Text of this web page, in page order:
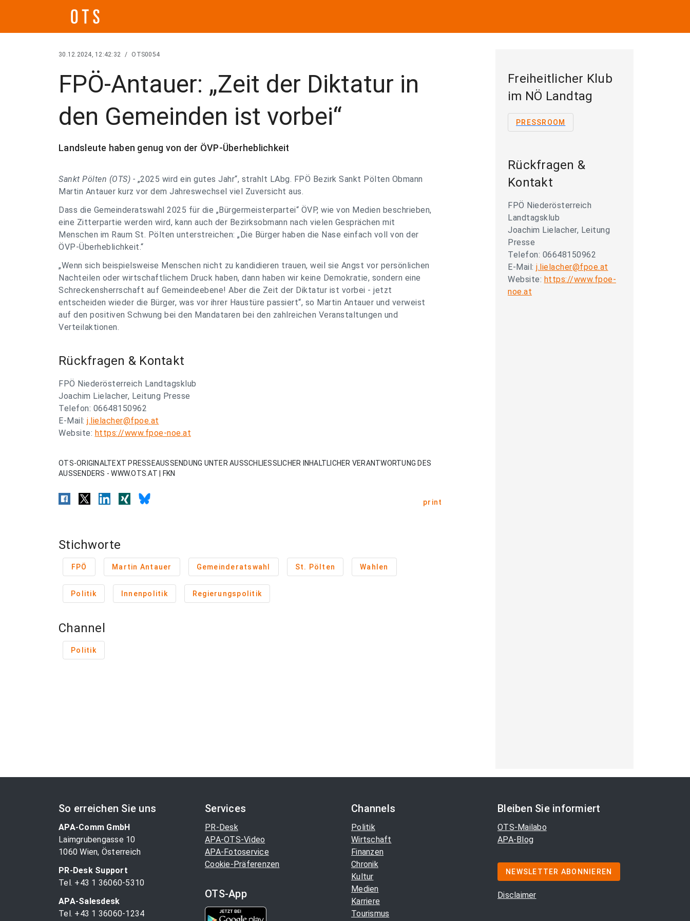
30.12.2024, 12:42:32 / OTS0054
FPÖ-Antauer: „Zeit der Diktatur in
den Gemeinden ist vorbei“
Landsleute haben genug von der ÖVP-Überheblichkeit
Sankt Pölten (OTS) - „2025 wird ein gutes Jahr“, strahlt LAbg. FPÖ Bezirk Sankt Pölten Obmann
Martin Antauer kurz vor dem Jahreswechsel viel Zuversicht aus.
Dass die Gemeinderatswahl 2025 für die „Bürgermeisterpartei“ ÖVP, wie von Medien beschrieben,
eine Zitterpartie werden wird, kann auch der Bezirksobmann nach vielen Gesprächen mit
Menschen im Raum St. Pölten unterstreichen: „Die Bürger haben die Nase einfach voll von der
ÖVP-Überheblichkeit.“
„Wenn sich beispielsweise Menschen nicht zu kandidieren trauen, weil sie Angst vor persönlichen
Nachteilen oder wirtschaftlichem Druck haben, dann haben wir keine Demokratie, sondern eine
Schreckensherrschaft auf Gemeindeebene! Aber die Zeit der Diktatur ist vorbei - jetzt
entscheiden wieder die Bürger, was vor ihrer Haustüre passiert“, so Martin Antauer und verweist
auf den positiven Schwung bei den Mandataren bei den zahlreichen Veranstaltungen und
Verteilaktionen.
Rückfragen & Kontakt
FPÖ Niederösterreich Landtagsklub
Joachim Lielacher, Leitung Presse
Telefon: 06648150962
E-Mail: j.lielacher@fpoe.at
Website: https://www.fpoe-noe.at
OTS-ORIGINALTEXT PRESSEAUSSENDUNG UNTER AUSSCHLIESSLICHER INHALTLICHER VERANTWORTUNG DES
AUSSENDERS - WWW.OTS.AT | FKN
print
Stichworte
FPÖ Martin Antauer Gemeinderatswahl St. Pölten Wahlen
Politik Innenpolitik Regierungspolitik
Channel
Politik
Freiheitlicher Klub
im NÖ Landtag
PRESSROOM
Rückfragen &
Kontakt
FPÖ Niederösterreich
Landtagsklub
Joachim Lielacher, Leitung
Presse
Telefon: 06648150962
E-Mail: j.lielacher@fpoe.at
Website: https://www.fpoe-
noe.at
So erreichen Sie uns
APA-Comm GmbH
Laimgrubengasse 10
1060 Wien, Österreich
PR-Desk Support
Tel. +43 1 36060-5310
APA-Salesdesk
Tel. +43 1 36060-1234
Services
PR-Desk
APA-OTS-Video
APA-Fotoservice
Cookie-Präferenzen
OTS-App
Channels
Politik
Wirtschaft
Finanzen
Chronik
Kultur
Medien
Karriere
Tourismus
Bleiben Sie informiert
OTS-Mailabo
APA-Blog
NEWSLETTER ABONNIEREN
Disclaimer